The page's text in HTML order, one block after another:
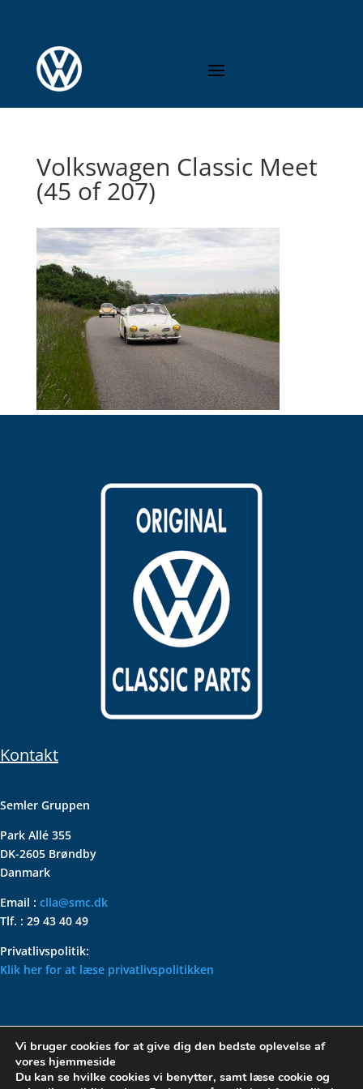
Volkswagen Classic Meet
(45 of 207)
Kontakt
Semler Gruppen
Park Allé 355
DK-2605 Brøndby
Danmark
Email : clla@smc.dk
Tlf. : 29 43 40 49
Privatlivspolitik:
Klik her for at læse privatlivspolitikken
VOLKSWAGEN CLASSIC
PARTS – HOLDER DIN
KLASSISKE VOLKSWAGEN I
Vi bruger cookies for at give dig den bedste oplevelse af
vores hjemmeside
Du kan se hvilke cookies vi benytter, samt læse cookie og